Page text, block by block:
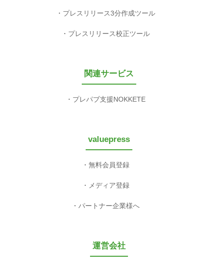
プレスリリース3分作成ツール
プレスリリース校正ツール
関連サービス
プレパブ支援NOKKETE
valuepress
無料会員登録
メディア登録
パートナー企業様へ
運営会社